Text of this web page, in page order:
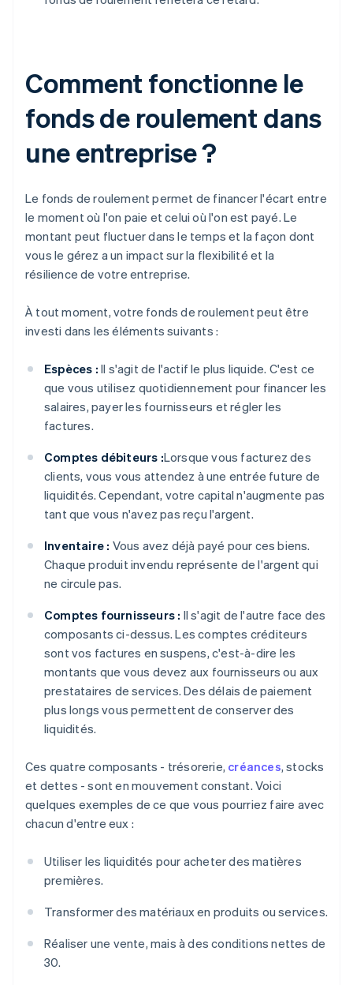
Comment fonctionne le
fonds de roulement dans
une entreprise ?
Le fonds de roulement permet de financer l'écart entre
le moment où l'on paie et celui où l'on est payé. Le
montant peut fluctuer dans le temps et la façon dont
vous le gérez a un impact sur la flexibilité et la
résilience de votre entreprise.
À tout moment, votre fonds de roulement peut être
investi dans les éléments suivants :
Espèces : Il s'agit de l'actif le plus liquide. C'est ce
que vous utilisez quotidiennement pour financer les
salaires, payer les fournisseurs et régler les
factures.
Comptes débiteurs :Lorsque vous facturez des
clients, vous vous attendez à une entrée future de
liquidités. Cependant, votre capital n'augmente pas
tant que vous n'avez pas reçu l'argent.
Inventaire : Vous avez déjà payé pour ces biens.
Chaque produit invendu représente de l'argent qui
ne circule pas.
Comptes fournisseurs : Il s'agit de l'autre face des
composants ci-dessus. Les comptes créditeurs
sont vos factures en suspens, c'est-à-dire les
montants que vous devez aux fournisseurs ou aux
prestataires de services. Des délais de paiement
plus longs vous permettent de conserver des
liquidités.
Ces quatre composants - trésorerie, créances, stocks
et dettes - sont en mouvement constant. Voici
quelques exemples de ce que vous pourriez faire avec
chacun d'entre eux :
Utiliser les liquidités pour acheter des matières
premières.
Transformer des matériaux en produits ou services.
Réaliser une vente, mais à des conditions nettes de
30.